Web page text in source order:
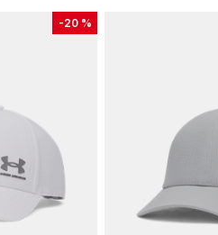
-20 %